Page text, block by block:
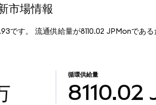
場情報
です。 流通供給量が8110.02 JPMonであ
循環供給量
8110.02